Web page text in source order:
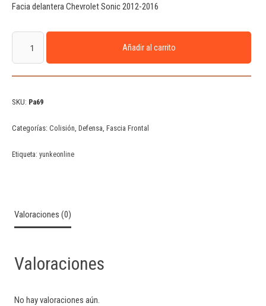
Facia delantera Chevrolet Sonic 2012-2016
Añadir al carrito
SKU: Pa69
Categorías: Colisión Defensa Fascia Frontal
Etiqueta: yunkeonline
Valoraciones (0)
Valoraciones
No hay valoraciones aún.